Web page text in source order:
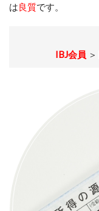
は良質です。
IBJ会員 ＞